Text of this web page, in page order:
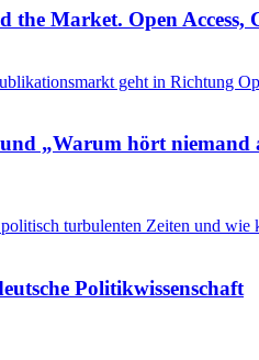
the Market. Open Access,
geht in Richtung
„Warum hört
turbulenten Zeiten und
Politikwissenschaft